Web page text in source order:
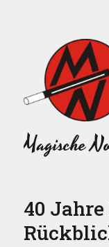
Magische
40